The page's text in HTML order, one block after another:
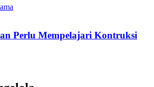
Perlu Mempelajari Kontruksi